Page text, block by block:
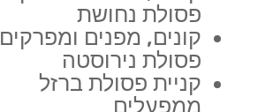
פסולת נחושת
קונים, מפנים ומפרקים
פסולת נירוסטה
קניית פסולת ברזל
ממפעלים